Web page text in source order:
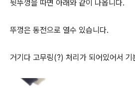
뒷뚜껑을 따면 아래와 같이 나옵니다.
뚜껑은 동전으로 열수 있습니다.
거기다 고무링(?) 처리가 되어있어서 기